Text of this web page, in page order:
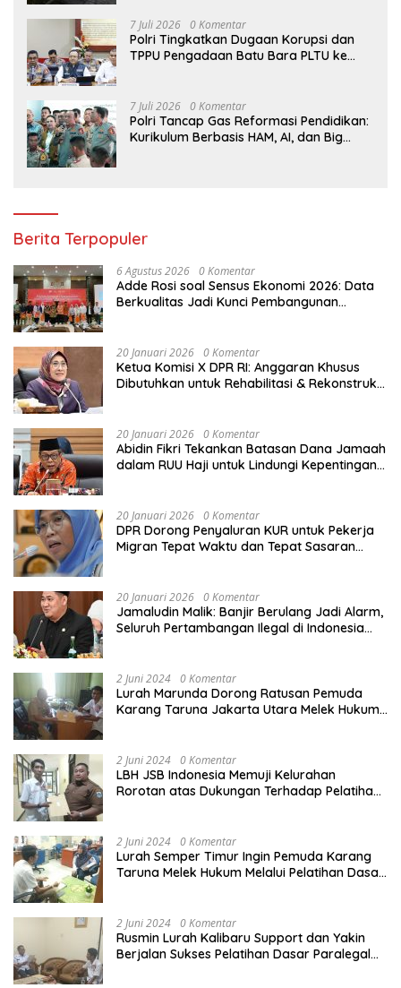
7 Juli 2026 0 Komentar
Polri Tingkatkan Dugaan Korupsi dan
TPPU Pengadaan Batu Bara PLTU ke
7 Juli 2026 0 Komentar
Polri Tancap Gas Reformasi Pendidikan:
Kurikulum Berbasis HAM, AI, dan Big
Berita Terpopuler
6 Agustus 2026 0 Komentar
Adde Rosi soal Sensus Ekonomi 2026: Data
Berkualitas Jadi Kunci Pembangunan
20 Januari 2026 0 Komentar
Ketua Komisi X DPR RI: Anggaran Khusus
Dibutuhkan untuk Rehabilitasi & Rekonstruksi
20 Januari 2026 0 Komentar
Abidin Fikri Tekankan Batasan Dana Jamaah
dalam RUU Haji untuk Lindungi Kepentingan
20 Januari 2026 0 Komentar
DPR Dorong Penyaluran KUR untuk Pekerja
Migran Tepat Waktu dan Tepat Sasaran
20 Januari 2026 0 Komentar
Jamaludin Malik: Banjir Berulang Jadi Alarm,
Seluruh Pertambangan Ilegal di Indonesia
2 Juni 2024 0 Komentar
Lurah Marunda Dorong Ratusan Pemuda
Karang Taruna Jakarta Utara Melek Hukum
2 Juni 2024 0 Komentar
LBH JSB Indonesia Memuji Kelurahan
Rorotan atas Dukungan Terhadap Pelatihan
2 Juni 2024 0 Komentar
Lurah Semper Timur Ingin Pemuda Karang
Taruna Melek Hukum Melalui Pelatihan Dasar
2 Juni 2024 0 Komentar
Rusmin Lurah Kalibaru Support dan Yakin
Berjalan Sukses Pelatihan Dasar Paralegal